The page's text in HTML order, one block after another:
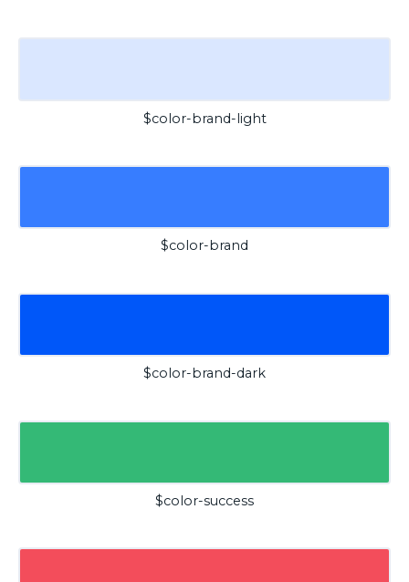
$color-brand-light
$color-brand
$color-brand-dark
$color-success